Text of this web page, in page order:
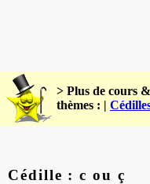
> Plus de cours
thèmes : |
Cédille : c ou ç